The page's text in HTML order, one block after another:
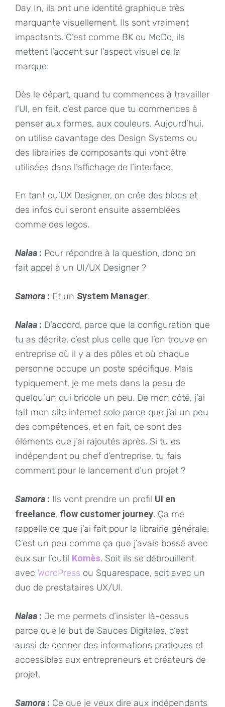
Day In, ils ont une identité graphique très
marquante visuellement. Ils sont vraiment
impactants. C’est comme BK ou McDo, ils
mettent l’accent sur l’aspect visuel de la
marque.
Dès le départ, quand tu commences à travailler
l’UI, en fait, c’est parce que tu commences à
penser aux formes, aux couleurs. Aujourd’hui,
on utilise davantage des Design Systems ou
des librairies de composants qui vont être
utilisées dans l’affichage de l’interface.
En tant qu’UX Designer, on crée des blocs et
des infos qui seront ensuite assemblées
comme des legos.
Nalaa : Pour répondre à la question, donc on
fait appel à un UI/UX Designer ?
Samora : Et un System Manager.
Nalaa : D’accord, parce que la configuration que
tu as décrite, c’est plus celle que l’on trouve en
entreprise où il y a des pôles et où chaque
personne occupe un poste spécifique. Mais
typiquement, je me mets dans la peau de
quelqu’un qui bricole un peu. De mon côté, j’ai
fait mon site internet solo parce que j’ai un peu
des compétences, et en fait, ce sont des
éléments que j’ai rajoutés après. Si tu es
indépendant ou chef d’entreprise, tu fais
comment pour le lancement d’un projet ?
Samora : Ils vont prendre un profil UI en
freelance, flow customer journey. Ça me
rappelle ce que j’ai fait pour la librairie générale.
C’est un peu comme ça que j’avais bossé avec
eux sur l’outil Komès. Soit ils se débrouillent
avec WordPress ou Squarespace, soit avec un
duo de prestataires UX/UI.
Nalaa : Je me permets d’insister là-dessus
parce que le but de Sauces Digitales, c’est
aussi de donner des informations pratiques et
accessibles aux entrepreneurs et créateurs de
projet.
Samora : Ce que je veux dire aux indépendants